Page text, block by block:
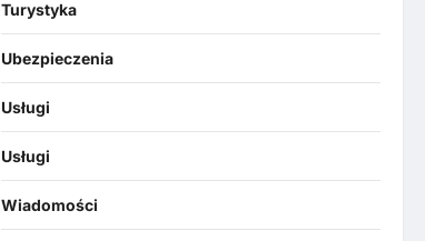
Turystyka
Ubezpieczenia
Usługi
Usługi
Wiadomości